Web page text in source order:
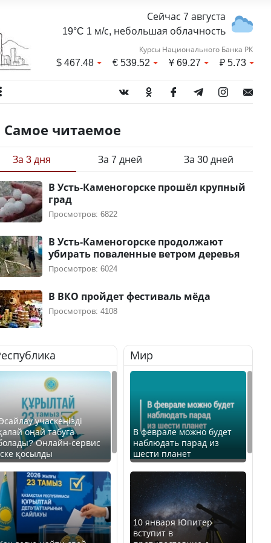
Сейчас 7 августа
19°C 1 м/с, небольшая облачность
Курсы Национального Банка РК
$467.48 €539.52 ¥69.27 ₽5.73
Самое читаемое
За 3 дня За 7 дней За 30 дней
В Усть-Каменогорске прошёл крупный
град
Просмотров: 6822
В Усть-Каменогорске продолжают
убирать поваленные ветром деревья
Просмотров: 6024
В ВКО пройдет фестиваль мёда
Просмотров: 4108
учаскеңізді
оңай табуға
Онлайн-сервис
қосылды
Мир
В феврале можно будет
наблюдать парад из
шести планет
10 января Юпитер
вступит в